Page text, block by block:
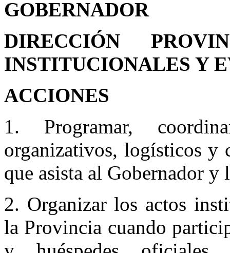
GOBERNADOR
DIRECCIÓN
INSTITUCIONALES Y
ACCIONES
1. Programar,
organizativos, logísticos y
que asista al Gobernador y
2. Organizar los actos
la Provincia cuando